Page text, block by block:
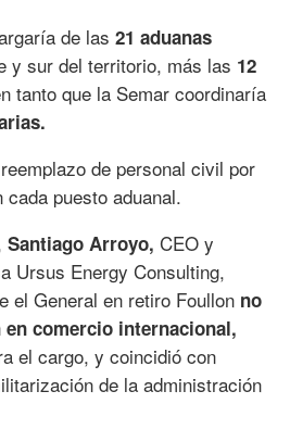
de las 21 aduanas
y sur del territorio, más las 12
tanto que la Semar coordinaría
de personal civil por
puesto aduanal.
Santiago Arroyo, CEO y
Ursus Energy Consulting,
el General en retiro Foullon no
comercio internacional,
el cargo, y coincidió con
de la administración